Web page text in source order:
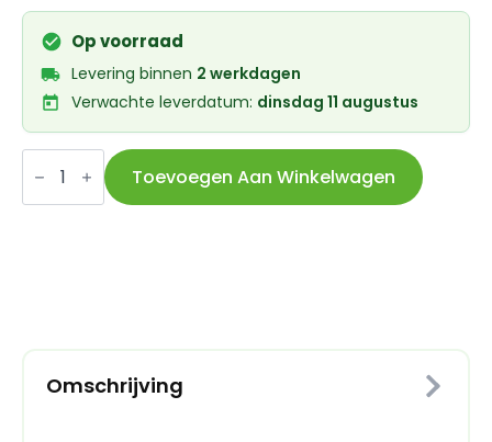
Op voorraad
Levering binnen 2 werkdagen
Verwachte leverdatum: dinsdag 11 augustus
Atran
Velo
voordrager
AVS
Toevoegen Aan Winkelwagen
Omschrijving